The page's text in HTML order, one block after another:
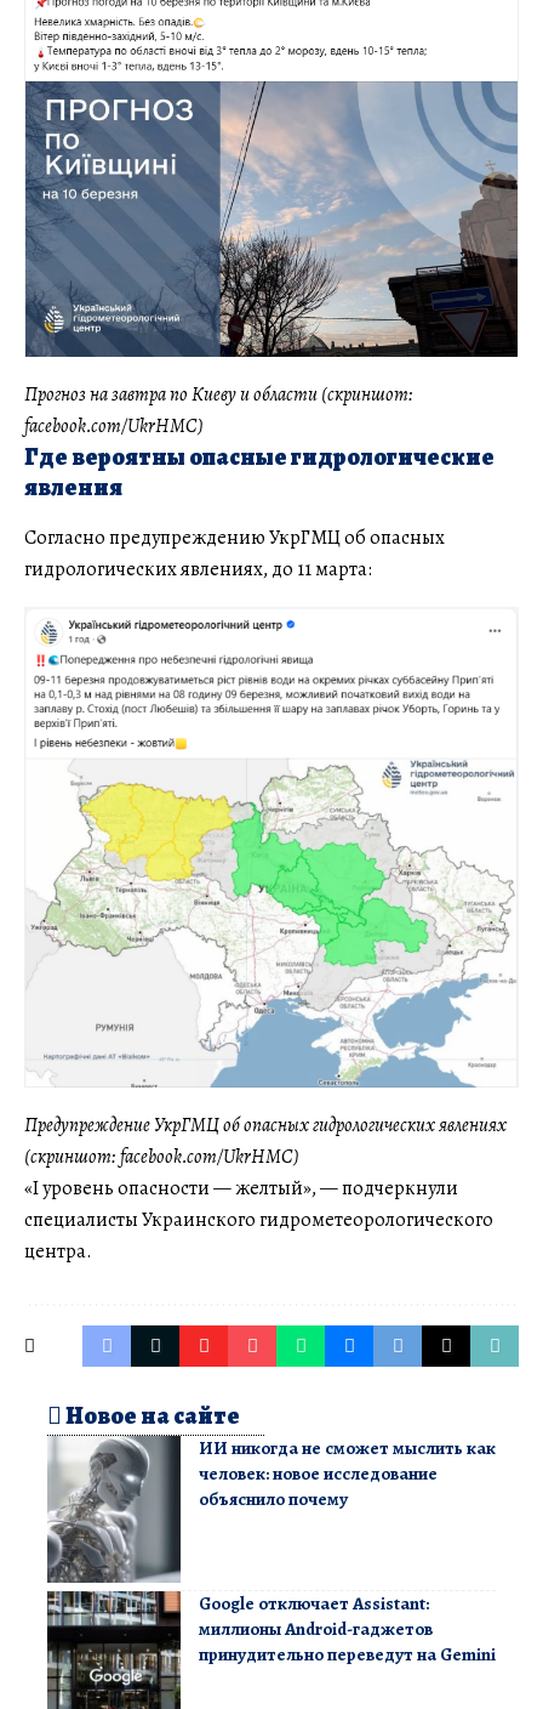
Прогноз на завтра по Киеву и области (скриншот:
facebook.com/UkrHMC)
Где вероятны опасные гидрологические
явления
Согласно предупреждению УкрГМЦ об опасных
гидрологических явлениях, до 11 марта:
Предупреждение УкрГМЦ об опасных гидрологических явлениях
(скриншот: facebook.com/UkrHMC)
«I уровень опасности — желтый», — подчеркнули
специалисты Украинского гидрометеорологического
центра.
Новое на сайте
ИИ никогда не сможет мыслить как
человек: новое исследование
объяснило почему
Google отключает Assistant:
миллионы Android-гаджетов
принудительно переведут на Gemini